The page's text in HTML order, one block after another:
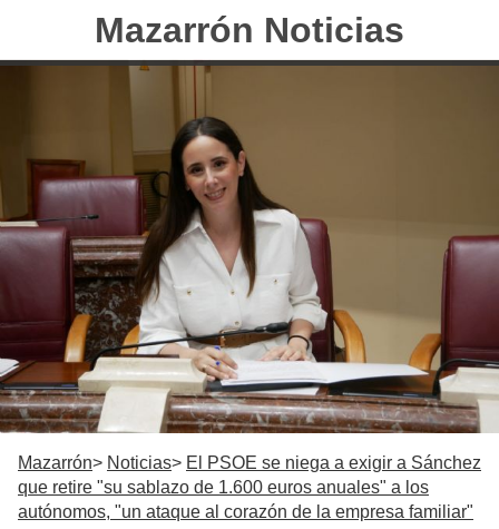
Mazarrón Noticias
Mazarrón Noticias
El PSOE se niega a exigir a Sánchez
que retire "su sablazo de 1.600 euros anuales" a los
autónomos, "un ataque al corazón de la empresa familiar"